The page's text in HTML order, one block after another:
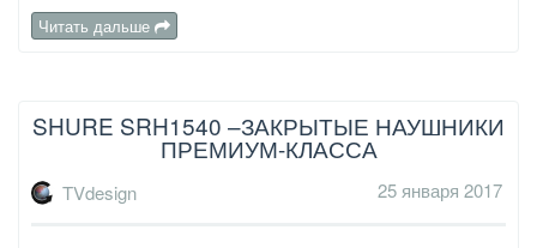
Читать дальше
SHURE SRH1540 –ЗАКРЫТЫЕ НАУШНИКИ
ПРЕМИУМ-КЛАССА
TVdesign 25 января 2017